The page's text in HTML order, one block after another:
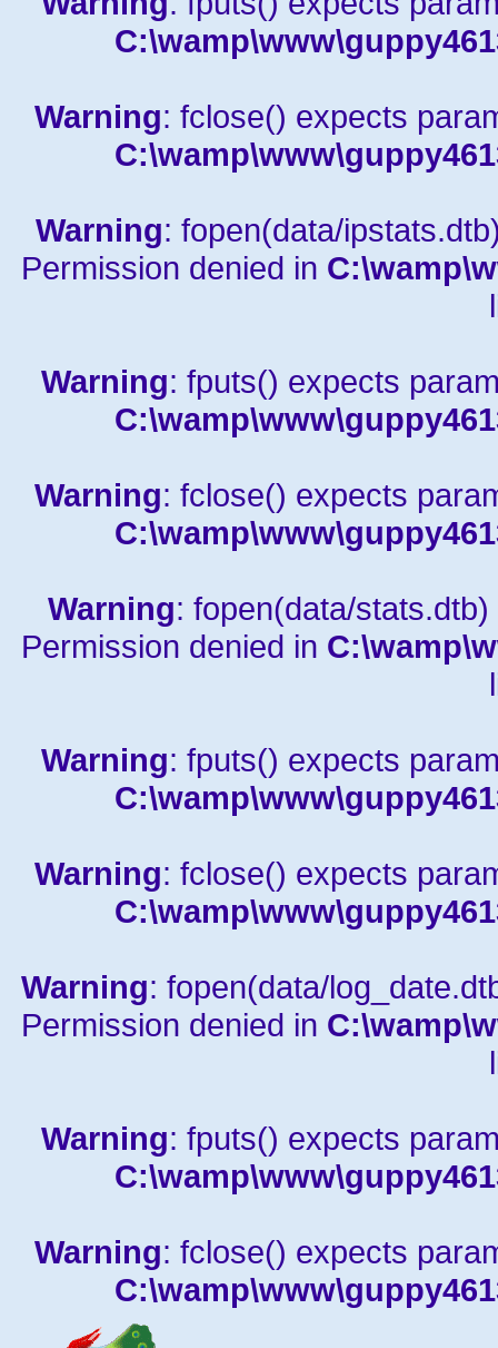
Warning: fclose() expects
Warning: fopen(data/
Permission denied in
Warning: fputs() expects
Warning: fclose() expects
Warning: fopen(data/stats.dtb)
Permission denied in
Warning: fputs() expects
Warning: fclose() expects
Warning: fopen(data/
Permission denied in
Warning: fputs() expects
Warning: fclose() expects